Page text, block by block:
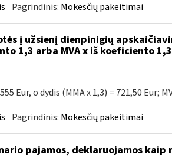
Pagrindinis: Mokesčių pakeitimai
į užsienį dienpinigių
1,3 arba MVA x iš koeficiento
Eur, o dydis (MMA x 1,3) = 721,50 Eur;
Pagrindinis: Mokesčių pakeitimai
pajamos, deklaruojamos kaip